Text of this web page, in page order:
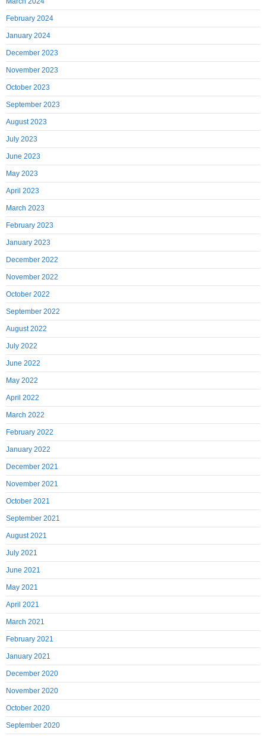
February 2024
January 2024
December 2023
November 2023
October 2023
September 2023
August 2023
July 2023
June 2023
May 2023
April 2023
March 2023
February 2023
January 2023
December 2022
November 2022
October 2022
September 2022
August 2022
July 2022
June 2022
May 2022
April 2022
March 2022
February 2022
January 2022
December 2021
November 2021
October 2021
September 2021
August 2021
July 2021
June 2021
May 2021
April 2021
March 2021
February 2021
January 2021
December 2020
November 2020
October 2020
September 2020